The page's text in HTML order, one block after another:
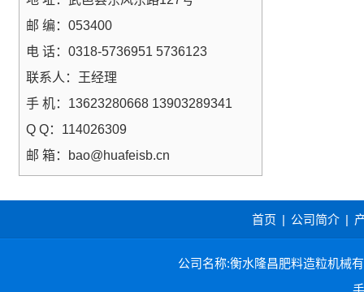
邮 编：053400
电 话：0318-5736951 5736123
联系人：王经理
手 机：13623280668 13903289341
Q Q：114026309
邮 箱：bao@huafeisb.cn
首页 | 公司简介 |
公司名称:衡水隆昌肥料造粒机械